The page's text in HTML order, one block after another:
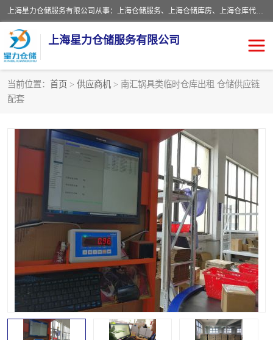
上海星力仓储服务有限公司从事：上海仓储服务、上海仓储库房、上海仓库代运营、上海仓库对外出租、上海仓库外包、上海三方仓储、上海电商仓储代发、上海电商代发货仓库、上海托管仓库、上海仓储配送。上海星力仓储服务有限公司现在拥有100个分仓、10万余平方的标准库房，精炼员工几百名，与几千家客户合作，公司已跻身上海仓储行业前列。欢迎来电咨询！
上海星力仓储服务有限公司
当前位置： 首页 > 供应商机 > 南汇锅具类临时仓库出租 仓储供应链
配套
上海仓库对外出租
上海仓储配送 上海仓库外包
上海仓库代运营 上海托管仓库
上海第三方仓储 上海仓储服务
仓储 上海电商代发货仓库
上海托管仓库